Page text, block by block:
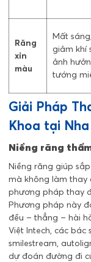
Răng
xỉn
màu
Mất sáng,
giảm khí
ảnh
tướng
Giải Pháp
Khoa tại
Niềng răng
Niềng răng giúp
mà không làm
phương pháp thay
Phương pháp này
đều – thẳng – hài
Việt Intech, các bác
smilestream,
dự đoán đường đi